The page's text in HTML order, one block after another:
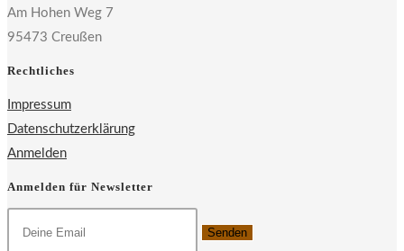
Am Hohen Weg 7
95473 Creußen
Rechtliches
Impressum
Datenschutzerklärung
Anmelden
Anmelden für Newsletter
Senden